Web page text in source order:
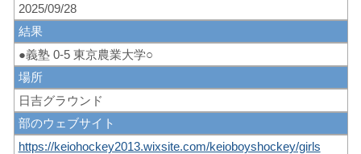
2025/09/28
結果
●義塾 0-5 東京農業大学○
場所
日吉グラウンド
部のウェブサイト
https://keiohockey2013.wixsite.com/keioboyshockey/girls